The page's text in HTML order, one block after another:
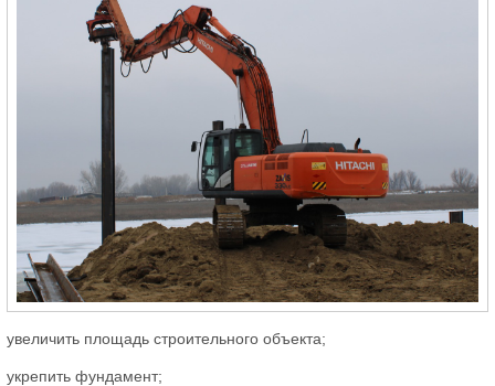
увеличить площадь строительного объекта;
укрепить фундамент;